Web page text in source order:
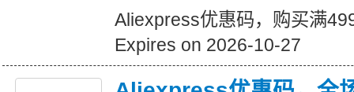
Aliexpress优惠码，购买满
Expires on 2026-10-27